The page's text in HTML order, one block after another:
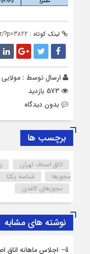
لینک کوتاه : ?p=3822
ارسال توسط : مولایی
بدون دیدگاه
برچسب ها
اتاق اصناف تهران
مجوزها
شناسه یکتا
مجوزهای کاغذی
نوشته های مشابه
اجلاس ماهانه اتاق